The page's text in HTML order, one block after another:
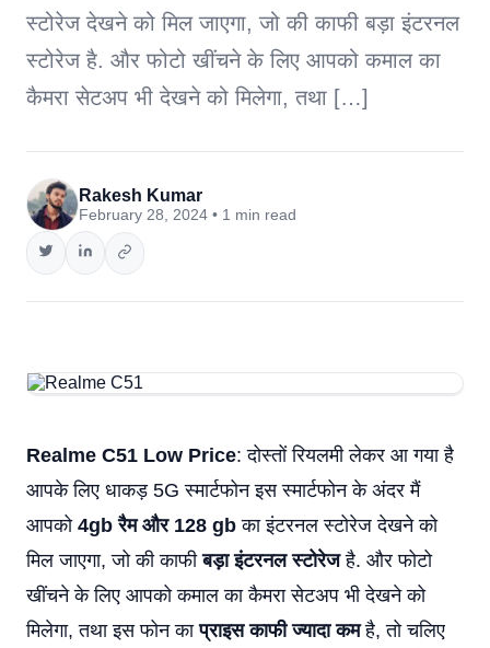
स्टोरेज देखने को मिल जाएगा, जो की काफी बड़ा इंटरनल
स्टोरेज है. और फोटो खींचने के लिए आपको कमाल का
कैमरा सेटअप भी देखने को मिलेगा, तथा […]
Rakesh Kumar
February 28, 2024 • 1 min read
Realme C51 Low Price: दोस्तों रियलमी लेकर आ गया है
आपके लिए धाकड़ 5G स्मार्टफोन इस स्मार्टफोन के अंदर मैं
आपको 4gb रैम और 128 gb का इंटरनल स्टोरेज देखने को
मिल जाएगा, जो की काफीबड़ा इंटरनल स्टोरेजहै. और फोटो
खींचने के लिए आपको कमाल का कैमरा सेटअप भी देखने को
मिलेगा, तथा इस फोन काप्राइस काफी ज्यादा कमहै, तो चलिए